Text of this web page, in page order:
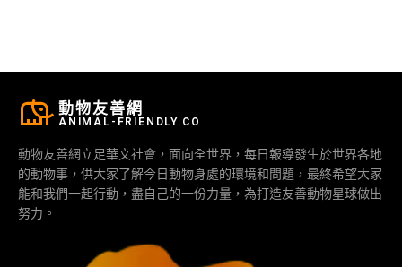
動物友善網
ANIMAL-FRIENDLY.CO
動物友善網立足華文社會，面向全世界，每日報導發生於世界各地
的動物事，供大家了解今日動物身處的環境和問題，最終希望大家
能和我們一起行動，盡自己的一份力量，為打造友善動物星球做出
努力。